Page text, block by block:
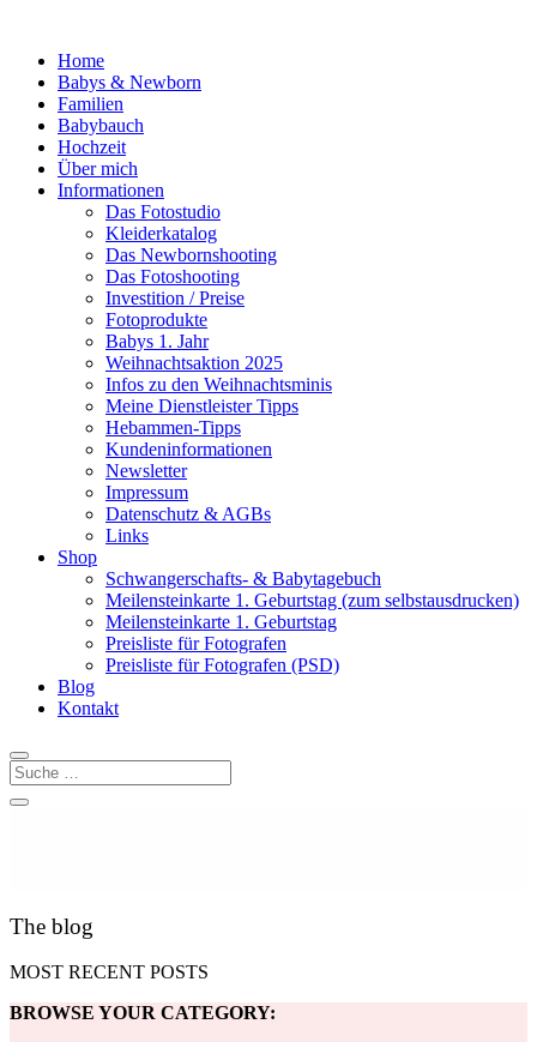
Home
Babys & Newborn
Familien
Babybauch
Hochzeit
Über mich
Informationen
Das Fotostudio
Kleiderkatalog
Das Newbornshooting
Das Fotoshooting
Investition / Preise
Fotoprodukte
Babys 1. Jahr
Weihnachtsaktion 2025
Infos zu den Weihnachtsminis
Meine Dienstleister Tipps
Hebammen-Tipps
Kundeninformationen
Newsletter
Impressum
Datenschutz & AGBs
Links
Shop
Schwangerschafts- & Babytagebuch
Meilensteinkarte 1. Geburtstag (zum selbstausdrucken)
Meilensteinkarte 1. Geburtstag
Preisliste für Fotografen
Preisliste für Fotografen (PSD)
Blog
Kontakt
The blog
MOST RECENT POSTS
BROWSE YOUR CATEGORY: